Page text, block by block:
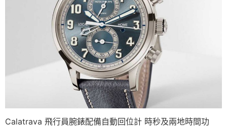
Calatrava 飛行員腕錶配備自動回位計 時秒及兩地時間功